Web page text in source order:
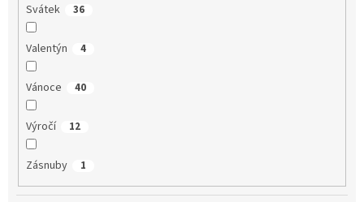
Svátek 36
Valentýn 4
Vánoce 40
Výročí 12
Zásnuby 1